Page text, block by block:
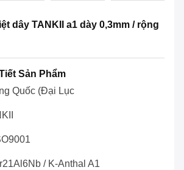
dây TANKII a1 dày 0,3mm / rộng
Sản Phẩm
Quốc (đại Lục
/ K-Anthal A1